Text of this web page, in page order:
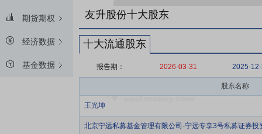
期货期权
经济数据
基金数据
友升股份十大股东
十大流通股东
报告期： 2026-03-31 2025-
股东名称
王光坤
北京宁远私募基金管理有限公司-宁远专享3号私募证券投